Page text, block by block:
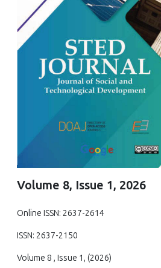
Volume 8, Issue 1, 2026
Online ISSN: 2637-2614
ISSN: 2637-2150
Volume 8 , Issue 1, (2026)